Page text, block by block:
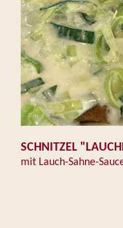
SCHNITZEL
mit Lauch-Sahne-